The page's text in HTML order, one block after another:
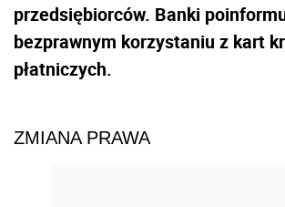
przedsiębiorców. Banki
bezprawnym korzystaniu z kart
płatniczych.
ZMIANA PRAWA